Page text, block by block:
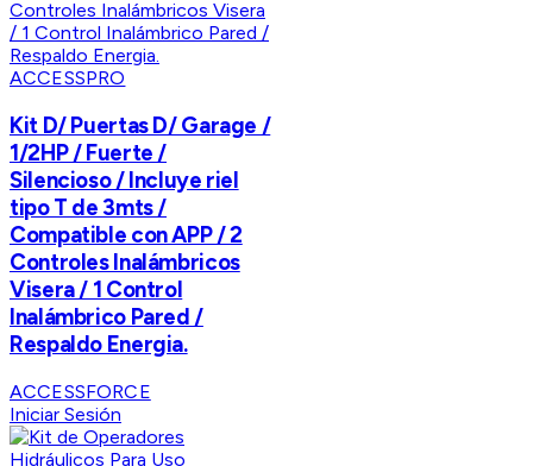
ACCESSPRO
Kit D/ Puertas D/ Garage /
1/2HP / Fuerte /
Silencioso / Incluye riel
tipo T de 3mts /
Compatible con APP / 2
Controles Inalámbricos
Visera / 1 Control
Inalámbrico Pared /
Respaldo Energia.
ACCESSFORCE
Iniciar Sesión